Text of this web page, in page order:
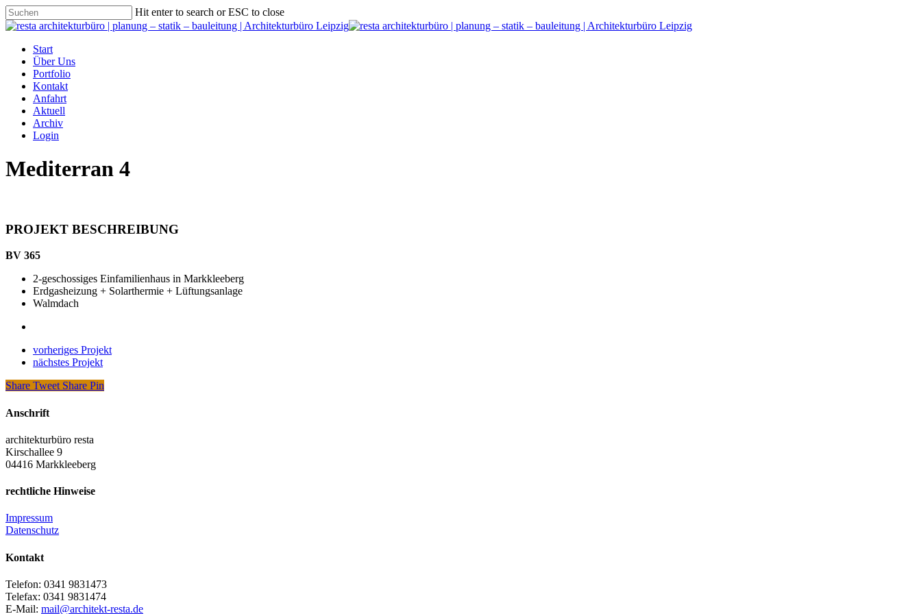
Hit enter to search or ESC to close
Start
Über Uns
Portfolio
Kontakt
Anfahrt
Aktuell
Archiv
Login
Mediterran 4
PROJEKT BESCHREIBUNG
BV 365
2-geschossiges Einfamilienhaus in Markkleeberg
Erdgasheizung + Solarthermie + Lüftungsanlage
Walmdach
vorheriges Projekt
nächstes Projekt
Share Tweet Share Pin
Anschrift
architekturbüro resta
Kirschallee 9
04416 Markkleeberg
rechtliche Hinweise
Impressum
Datenschutz
Kontakt
Telefon: 0341 9831473
Telefax: 0341 9831474
E-Mail: mail@architekt-resta.de